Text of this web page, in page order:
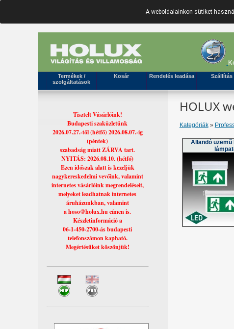
A weboldalainkon sütiket
Termékek /
szolgáltatások
Kosár Rendelés leadása Szállítás
HOLUX
Kategóriák»
Állandó üzemű
Tisztelt Vásárlóink!
Budapesti szaküzletünk
2026.07.27.-től (hétfő) 2026.08.07.-ig
(péntek)
szabadság miatt ZÁRVA tart.
NYITÁS: 2026.08.10. (hétfő)
Ezen időszak alatt is kezeljük
nagykereskedelmi vevőink, valamint
internetes vásárlóink megrendeléseit,
melyeket leadhatnak internetes
áruházunkban, valamint
a hoso@holux.hu címen is.
Készletinformáció a
06-1-450-2700-ás budapesti
telefonszámon kapható.
Megértésüket köszönjük!